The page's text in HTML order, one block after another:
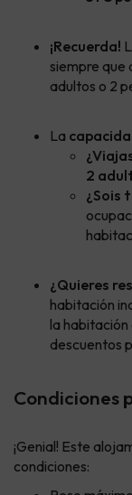
¡Recuerda!
siempre que
adultos o 2
La
2
¿Sois
¿Quieres
habitación
la
descuentos
Condiciones
¡Genial! Este
condiciones: